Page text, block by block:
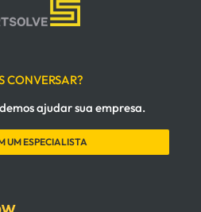
CONVERSAR?
ajudar sua empresa.
UM ESPECIALISTA